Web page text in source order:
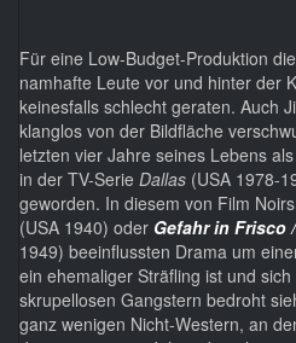
Für eine Low-Budget-Produktion
namhafte Leute vor und hinter der
keinesfalls schlecht geraten. Auch
klanglos von der Bildfläche
letzten vier Jahre seines Lebens
in der TV-Serie Dallas (USA 1978-
geworden. In diesem von Film
(USA 1940) oder Gefahr in Frisco
1949) beeinflussten Drama um
ein ehemaliger Sträfling ist und
skrupellosen Gangstern bedroht
ganz wenigen Nicht-Western, an